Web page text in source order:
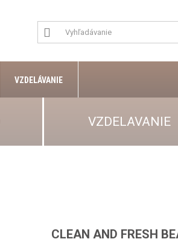
VZDELÁVANIE
VZDELAVANIE
CLEAN AND FRESH